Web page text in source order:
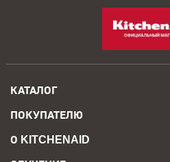
КАТАЛОГ
ПОКУПАТЕЛЮ
О KITCHENAID